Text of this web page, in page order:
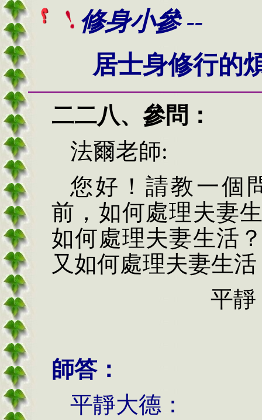
修身小參 --
居士身修行的煩
二二八、 參問：
法爾老師:
您好！請教一個
前，如何處理夫妻
如何處理夫妻生活
又如何處理夫妻生
平
師答：
平靜大德：